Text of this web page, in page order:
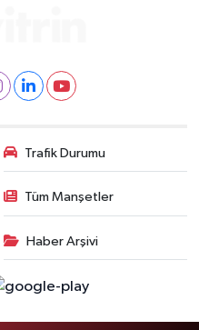
Trafik Durumu
Tüm Manşetler
Haber Arşivi